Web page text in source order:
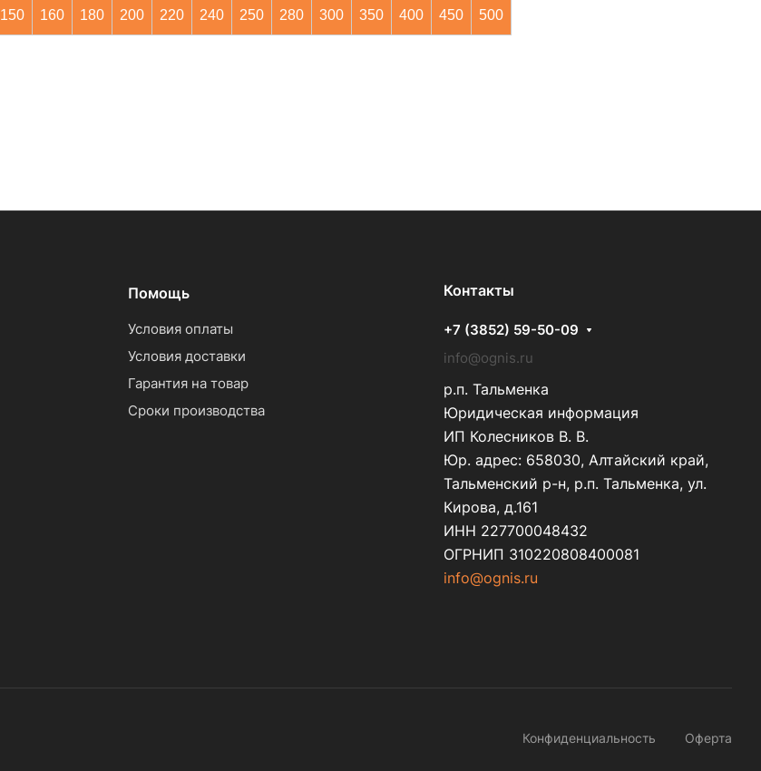
150 160 180 200 220 240 250 280 300 350 400 450 500
Помощь
Условия оплаты
Условия доставки
Гарантия на товар
Сроки производства
Контакты
+7 (3852) 59-50-09
info@ognis.ru
р.п. Тальменка
Юридическая информация
ИП Колесников В. В.
Юр. адрес: 658030, Алтайский край,
Тальменский р-н, р.п. Тальменка, ул.
Кирова, д.161
ИНН 227700048432
ОГРНИП 310220808400081
info@ognis.ru
Конфиденциальность Оферта